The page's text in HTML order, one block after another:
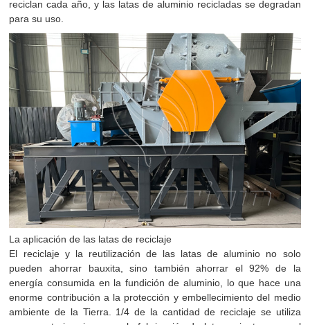
reciclan cada año, y las latas de aluminio recicladas se degradan
para su uso.
La aplicación de las latas de reciclaje
El reciclaje y la reutilización de las latas de aluminio no solo
pueden ahorrar bauxita, sino también ahorrar el 92% de la
energía consumida en la fundición de aluminio, lo que hace una
enorme contribución a la protección y embellecimiento del medio
ambiente de la Tierra. 1/4 de la cantidad de reciclaje se utiliza